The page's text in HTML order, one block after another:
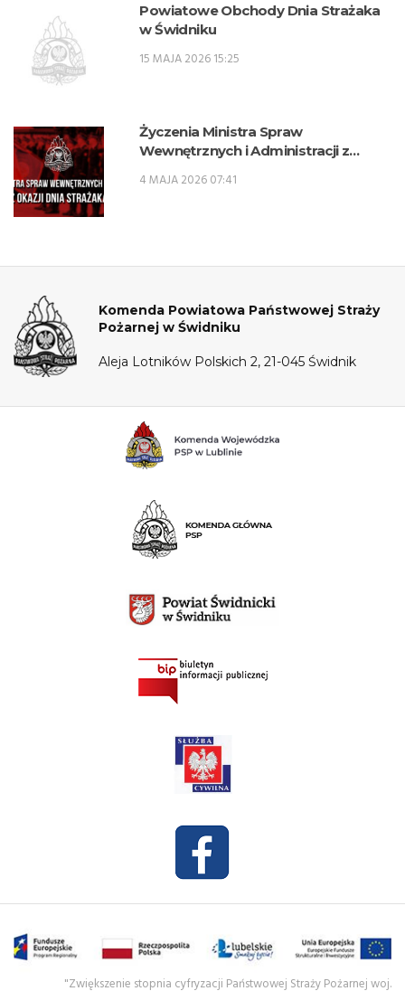
Powiatowe Obchody Dnia Strażaka
w Świdniku
15 MAJA 2026 15:25
Życzenia Ministra Spraw
Wewnętrznych i Administracji z
4 MAJA 2026 07:41
Komenda Powiatowa Państwowej Straży
Pożarnej w Świdniku
Aleja Lotników Polskich 2, 21-045 Świdnik
"Zwiększenie stopnia cyfryzacji Państwowej Straży Pożarnej woj.